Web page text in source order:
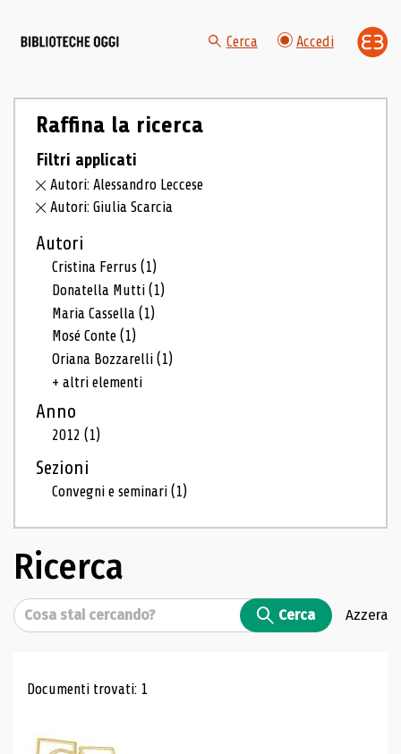
Cerca Accedi
Raffina la ricerca
Filtri applicati
Autori: Alessandro Leccese
Autori: Giulia Scarcia
Autori
Cristina Ferrus(1)
Donatella Mutti(1)
Maria Cassella(1)
Mosé Conte(1)
Oriana Bozzarelli(1)
+ altri elementi
Anno
2012(1)
Sezioni
Convegni e seminari(1)
Ricerca
Cerca Cerca Azzera
Risultati di ricerca
Documenti trovati: 1